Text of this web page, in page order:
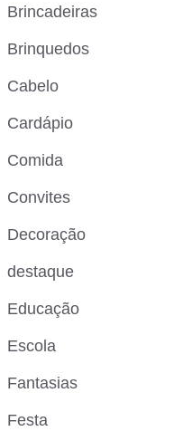
Brincadeiras
Brinquedos
Cabelo
Cardápio
Comida
Convites
Decoração
destaque
Educação
Escola
Fantasias
Festa